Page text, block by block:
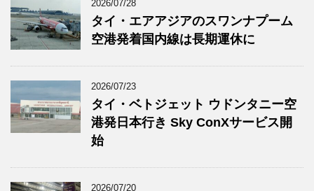
2026/07/28
タイ・エアアジアのスワンナプーム
空港発着国内線は長期運休に
2026/07/23
タイ・ベトジェット ウドンタニー空
港発日本行き Sky ConXサービス開
始
2026/07/20